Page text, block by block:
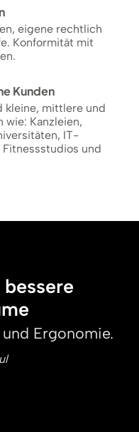
eigene rechtlich
Konformität mit
Kunden
kleine, mittlere und
wie: Kanzleien,
IT-
Fitnessstudios und
Ergonomie.